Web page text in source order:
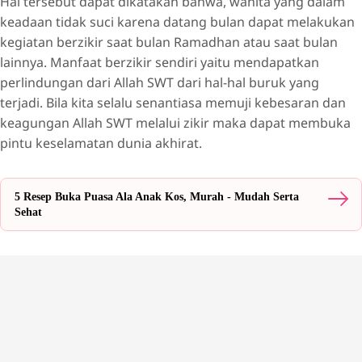
keadaan tidak suci karena datang bulan dapat melakukan
kegiatan berzikir saat bulan Ramadhan atau saat bulan
lainnya. Manfaat berzikir sendiri yaitu mendapatkan
perlindungan dari Allah SWT dari hal-hal buruk yang
terjadi. Bila kita selalu senantiasa memuji kebesaran dan
keagungan Allah SWT melalui zikir maka dapat membuka
pintu keselamatan dunia akhirat.
5 Resep Buka Puasa Ala Anak Kos, Murah - Mudah Serta
Sehat